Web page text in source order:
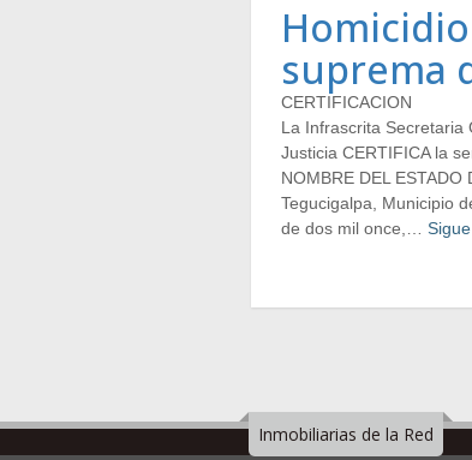
suprema
CERTIFICACION
La Infrascrita Secretaria
Justicia CERTIFICA la
NOMBRE DEL ESTADO
Tegucigalpa, Municipio
de dos mil once,…
Inmobiliarias de la Red